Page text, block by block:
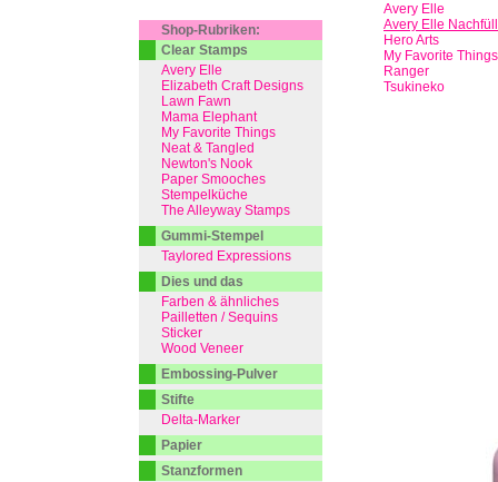
Avery Elle
Avery Elle
Hero Arts
My Favorite Things
Ranger
Tsukineko
Shop-Rubriken:
Clear Stamps
Avery Elle
Elizabeth Craft Designs
Lawn Fawn
Mama Elephant
My Favorite Things
Neat & Tangled
Newton's Nook
Paper Smooches
Stempelküche
The Alleyway Stamps
Gummi-Stempel
Taylored Expressions
Dies und das
Farben & ähnliches
Pailletten / Sequins
Sticker
Wood Veneer
Embossing-Pulver
Stifte
Delta-Marker
Papier
Stanzformen